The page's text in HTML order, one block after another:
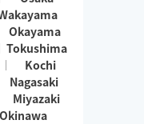
Okayama
Tokushima
Kochi
Nagasaki
Miyazaki
Okinawa